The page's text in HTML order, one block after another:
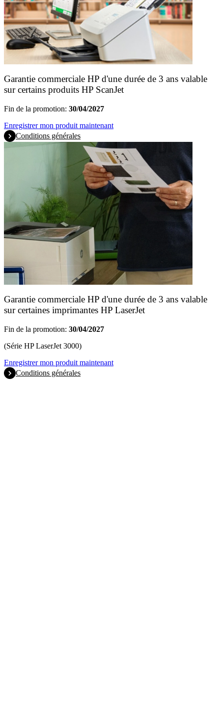
Garantie commerciale HP d'une durée de 3 ans valable
sur certains produits HP ScanJet
Fin de la promotion: 30/04/2027
Enregistrer mon produit maintenant
Conditions générales
Garantie commerciale HP d'une durée de 3 ans valable
sur certaines imprimantes HP LaserJet
Fin de la promotion: 30/04/2027
(Série HP LaserJet 3000)
Enregistrer mon produit maintenant
Conditions générales